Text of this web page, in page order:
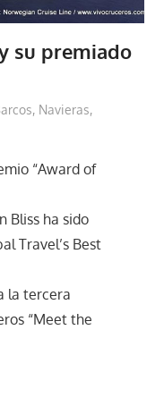
su premiado
, Navieras,
“Award of
Bliss ha sido
Travel’s Best
la tercera
“Meet the